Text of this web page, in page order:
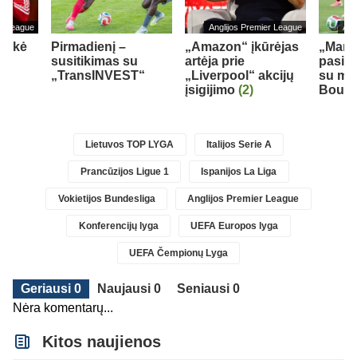
League
Pirmadienį –
susitikimas su
„TransINVEST“
Anglijos Premier League
„Amazon“ įkūrėjas
artėja prie
„Liverpool“ akcijų
įsigijimo (2)
„Man
su
Lietuvos TOP LYGA Italijos Serie A
Prancūzijos Ligue 1 Ispanijos La Liga
Vokietijos Bundesliga Anglijos Premier League
Konferencijų lyga UEFA Europos lyga
UEFA Čempionų Lyga
Geriausi 0 Naujausi 0
Seniausi 0
Nėra komentarų...
Kitos naujienos